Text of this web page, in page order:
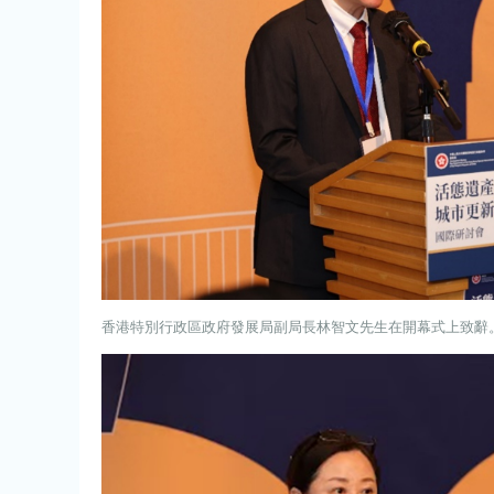
香港特別行政區政府發展局副局長林智文先生在開幕式上致辭